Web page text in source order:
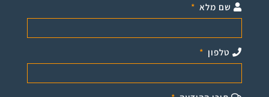
שם מלא
טלפון